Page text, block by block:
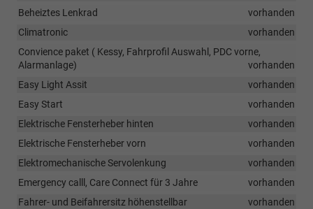
Beheiztes Lenkrad
vorhanden
Climatronic
vorhanden
Convience paket ( Kessy, Fahrprofil Auswahl, PDC vorne,
Alarmanlage)
vorhanden
Easy Light Assit
vorhanden
Easy Start
vorhanden
Elektrische Fensterheber hinten
vorhanden
Elektrische Fensterheber vorn
vorhanden
Elektromechanische Servolenkung
vorhanden
Emergency calll, Care Connect für 3 Jahre
vorhanden
Fahrer- und Beifahrersitz höhenstellbar
vorhanden